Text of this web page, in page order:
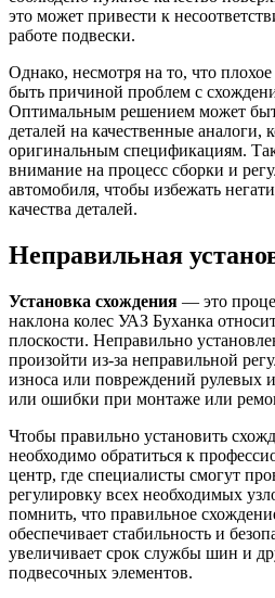
это может привести к
работе подвески.
Однако, несмотря на то, что
быть причиной проблем с
Оптимальным решением может
деталей на качественные аналоги,
оригинальным спецификациям.
внимание на процесс сборки и
автомобиля, чтобы избежать
качества деталей.
Неправильная
Установка схождения — это
наклона колес УАЗ Буханка
плоскости. Неправильно
произойти из-за неправильной
износа или повреждений рулевых
или ошибки при монтаже или
Чтобы правильно установить
необходимо обратиться к
центр, где специалисты смогут
регулировку всех необходимых
помнить, что правильное
обеспечивает стабильность и
увеличивает срок службы шин и
подвесочных элементов.